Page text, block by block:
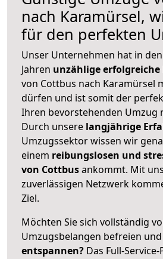
nach Karamürsel,
für den perfekten
Unser Unternehmen hat in
Jahren unzählige erfolgreiche
von Cottbus nach Karamürsel
dürfen und ist somit der
Ihren bevorstehenden Umzug
Durch unsere langjährige
Umzugssektor wissen wir
einem reibungslosen und
von Cottbusankommt. Mit
zuverlässigen Netzwerk
Ziel.
Möchten Sie sich vollständig
Umzugsbelangen befreien
entspannen? Das Full-